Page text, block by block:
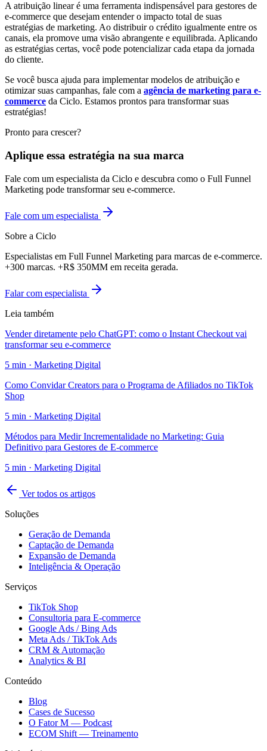
A atribuição linear é uma ferramenta indispensável para gestores de
e-commerce que desejam entender o impacto total de suas
estratégias de marketing. Ao distribuir o crédito igualmente entre os
canais, ela promove uma visão abrangente e equilibrada. Aplicando
as estratégias certas, você pode potencializar cada etapa da jornada
do cliente.
Se você busca ajuda para implementar modelos de atribuição e
otimizar suas campanhas, fale com a agência de marketing para e-
commerce da Ciclo. Estamos prontos para transformar suas
estratégias!
Pronto para crescer?
Aplique essa estratégia na sua marca
Fale com um especialista da Ciclo e descubra como o Full Funnel
Marketing pode transformar seu e-commerce.
Fale com um especialista
Sobre a Ciclo
Especialistas em Full Funnel Marketing para marcas de e-commerce.
+300 marcas. +R$ 350MM em receita gerada.
Falar com especialista
Leia também
Vender diretamente pelo ChatGPT: como o Instant Checkout vai
transformar seu e-commerce
5 min · Marketing Digital
Como Convidar Creators para o Programa de Afiliados no TikTok
Shop
5 min · Marketing Digital
Métodos para Medir Incrementalidade no Marketing: Guia
Definitivo para Gestores de E-commerce
5 min · Marketing Digital
Ver todos os artigos
Soluções
Geração de Demanda
Captação de Demanda
Expansão de Demanda
Inteligência & Operação
Serviços
TikTok Shop
Consultoria para E-commerce
Google Ads / Bing Ads
Meta Ads / TikTok Ads
CRM & Automação
Analytics & BI
Conteúdo
Blog
Cases de Sucesso
O Fator M — Podcast
ECOM Shift — Treinamento